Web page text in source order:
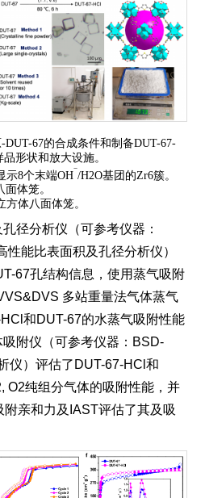
-DUT-67的合成条件和制备DUT-67-
形状和放大设施。
示8个末端OH−/H2O基团的Zr6簇。
面体笼。
方体八面体笼。
径分析仪（可参考仪器：
性能比表面积及孔径分析仪）
67孔结构信息，使用蒸气吸附
多站重量法气体蒸气
和DUT-67的水蒸气吸附性能
吸附仪（可参考仪器： BSD-
仪）评估了 DUT-67-HCl和
O2纯组分气体的吸附性能，并
附亲和力及 IAST评估了其及吸